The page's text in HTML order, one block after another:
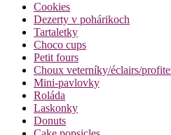
Cookies
Dezerty v pohárikoch
Tartaletky
Choco cups
Petit fours
Choux veterníky/éclairs/
Mini-pavlovky
Roláda
Laskonky
Donuts